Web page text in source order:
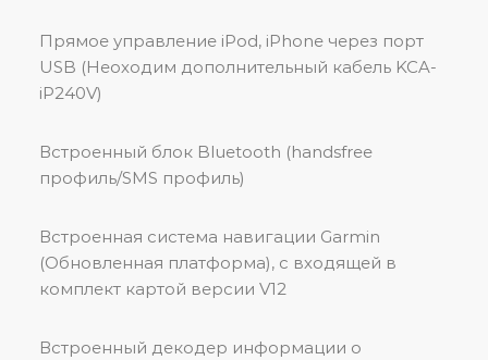
Прямое управление iPod, iPhone через порт
USB (Неоходим дополнительный кабель KCA-
iP240V)
Встроенный блок Bluetooth (handsfree
профиль/SMS профиль)
Встроенная система навигации Garmin
(Обновленная платформа), с входящей в
комплект картой версии V12
Встроенный декодер информации о